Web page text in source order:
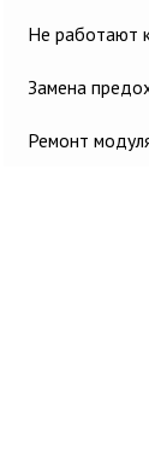
Не работают
Замена
Ремонт